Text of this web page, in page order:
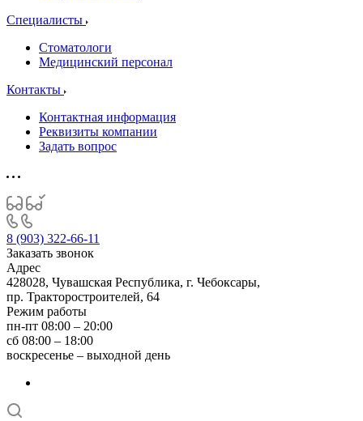
Специалисты
Стоматологи
Медицинский персонал
Контакты
Контактная информация
Реквизиты компании
Задать вопрос
8 (903) 322-66-11
Заказать звонок
Адрес
428028, Чувашская Республика, г. Чебоксары,
пр. Тракторостроителей, 64
Режим работы
пн-пт 08:00 – 20:00
сб 08:00 – 18:00
воскресенье – выходной день